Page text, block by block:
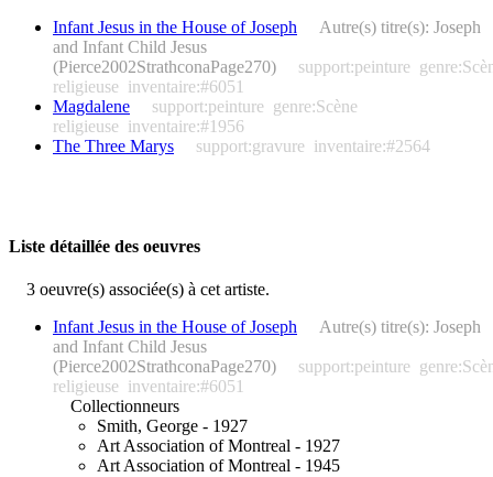
Infant Jesus in the House of Joseph
Autre(s) titre(s): Joseph
and Infant Child Jesus
(Pierce2002StrathconaPage270)
support:peinture
religieuse inventaire:#6051
Magdalene
support:peinture genre:Scène
religieuse inventaire:#1956
The Three Marys
support:gravure inventaire:#2564
Liste détaillée des oeuvres
3 oeuvre(s) associée(s) à cet artiste.
Infant Jesus in the House of Joseph
Autre(s) titre(s): Joseph
and Infant Child Jesus
(Pierce2002StrathconaPage270)
support:peinture
religieuse inventaire:#6051
Collectionneurs
Smith, George - 1927
Art Association of Montreal - 1927
Art Association of Montreal - 1945